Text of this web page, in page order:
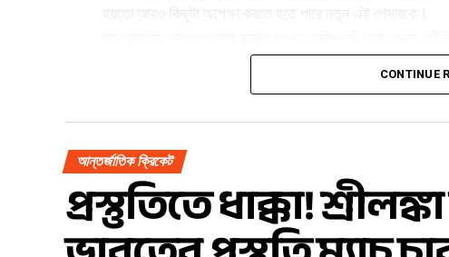
CONTINUE
আন্তর্জাতিক ক্রিকেট
প্রস্তুতিতে ধাক্কা!